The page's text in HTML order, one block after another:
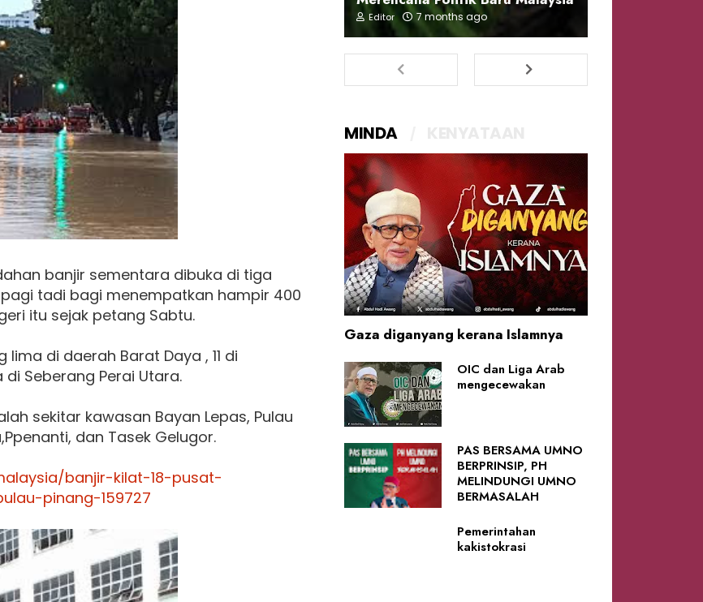
banjir sementara dibuka di tiga
tadi bagi menempatkan hampir 400
itu sejak petang Sabtu.
di daerah Barat Daya , 11 di
Seberang Perai Utara.
sekitar kawasan Bayan Lepas, Pulau
dan Tasek Gelugor.
banjir-kilat-18-pusat-
pinang-159727
Editor 7 months ago
MINDA
Gaza diganyang kerana Islamnya
OIC dan Liga Arab
mengecewakan
PAS BERSAMA UMNO
BERPRINSIP, PH
MELINDUNGI UMNO
BERMASALAH
Pemerintahan
kakistokrasi